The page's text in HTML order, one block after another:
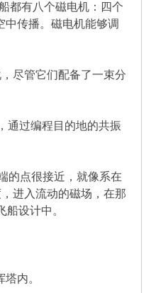
都有八个磁电机：四个
传播。磁电机能够调
尽管它们配备了一束分
通过编程目的地的共振
的点很接近，就像系在
进入流动的磁场，在那
设计中。
内。